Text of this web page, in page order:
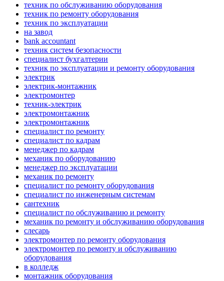
техник по обслуживанию оборудования
техник по ремонту оборудования
техник по эксплуатации
на завод
bank accountant
техник систем безопасности
специалист бухгалтерии
техник по эксплуатации и ремонту оборудования
электрик
электрик-монтажник
электромонтер
техник-электрик
электромонтажник
электромонтажник
специалист по ремонту
специалист по кадрам
менеджер по кадрам
механик по оборудованию
менеджер по эксплуатации
механик по ремонту
специалист по ремонту оборудования
специалист по инженерным системам
сантехник
специалист по обслуживанию и ремонту
механик по ремонту и обслуживанию оборудования
слесарь
электромонтер по ремонту оборудования
электромонтер по ремонту и обслуживанию
оборудования
в колледж
монтажник оборудования